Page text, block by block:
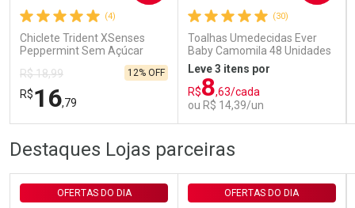
Comprar sem Desconto
Por R$ 29,30/cada
Comprar sem Desconto
Por R$ 29,30/cada
(4)
Chiclete Trident XSenses
Peppermint Sem Açúcar
R$ 18,99
R$16,79
12% OFF
FECHAR
Laboratório
FECHAR
Por Menos
(30)
Toalhas Umedecidas Ever
Baby Camomila 48 Unidades
Leve 3 itens por
R$8,63/cada
ou R$ 14,39/un
Destaques Lojas parceiras
OFERTAS DO DIA OFERTAS DO DIA